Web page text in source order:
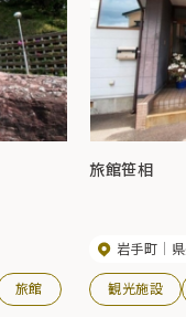
旅館
旅館笹相
岩手町
観光施設